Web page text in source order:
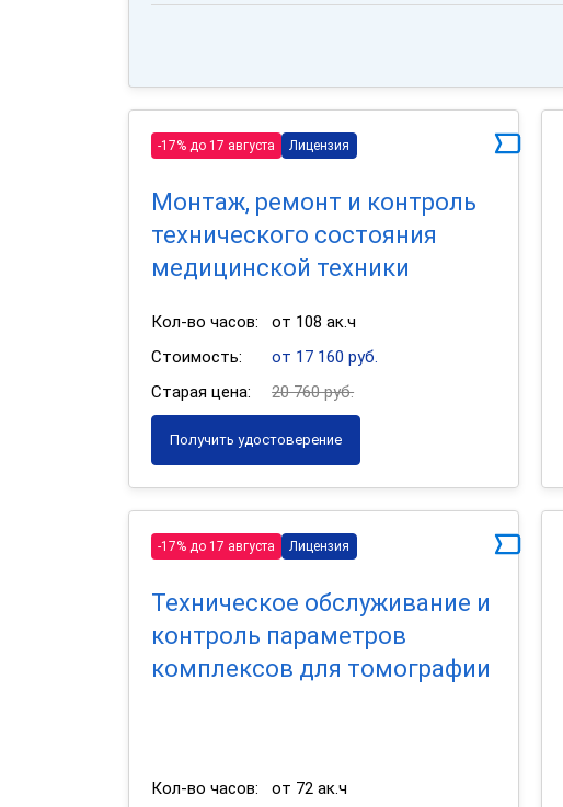
-17% до 17 августа Лицензия
Монтаж, ремонт и контроль
технического состояния
медицинской техники
Кол-во часов:
от 108 ак.ч
Стоимость:
от 17 160 руб.
Старая цена:
20 760 руб.
Получить удостоверение
-17% до 17 августа Лицензия
Техническое обслуживание и
контроль параметров
комплексов для томографии
Кол-во часов:
от 72 ак.ч